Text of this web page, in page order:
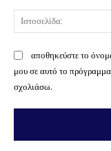
αποθηκεύστε το
μου σε αυτό το
σχολιάσω.